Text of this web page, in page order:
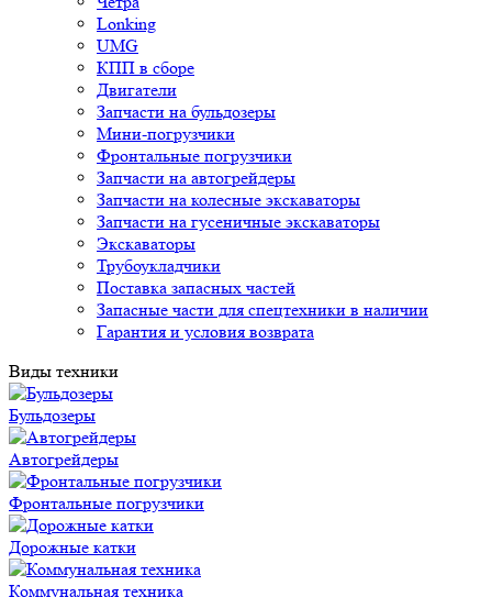
Lonking
UMG
КПП в сборе
Двигатели
Запчасти на бульдозеры
Мини-погрузчики
Фронтальные погрузчики
Запчасти на автогрейдеры
Запчасти на колесные экскаваторы
Запчасти на гусеничные экскаваторы
Экскаваторы
Трубоукладчики
Поставка запасных частей
Запасные части для спецтехники в наличии
Гарантия и условия возврата
Виды техники
Бульдозеры
Автогрейдеры
Фронтальные погрузчики
Дорожные катки
Коммунальная техника